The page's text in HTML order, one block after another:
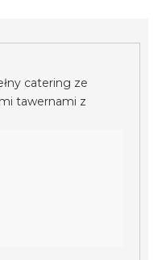
catering ze
tawernami z